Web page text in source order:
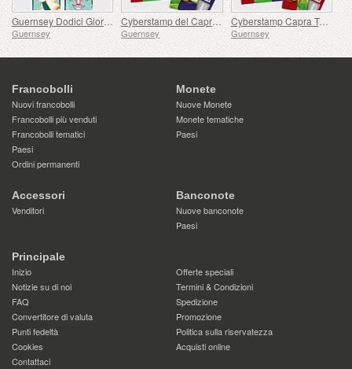
Guernsey Dodici Giorni di Natale
Guernsey
Cyberstamp del Caprone Billy di Guernsey Dorato Reale
Guernsey
Cyberstamp Capra Tata Reale Dorata di Guernsey
Guernsey
Francobolli
Nuovi francobolli
Francobolli più venduti
Francobolli tematici
Paesi
Ordini permanenti
Monete
Nuove Monete
Monete tematiche
Paesi
Accessori
Venditori
Banconote
Nuove banconote
Paesi
Principale
Inizio
Offerte speciali
Notizie su di noi
Termini & Condizioni
FAQ
Spedizione
Convertitore di valuta
Promozione
Punti fedeltà
Politica sulla riservatezza
Cookies
Acquisti online
Contattaci